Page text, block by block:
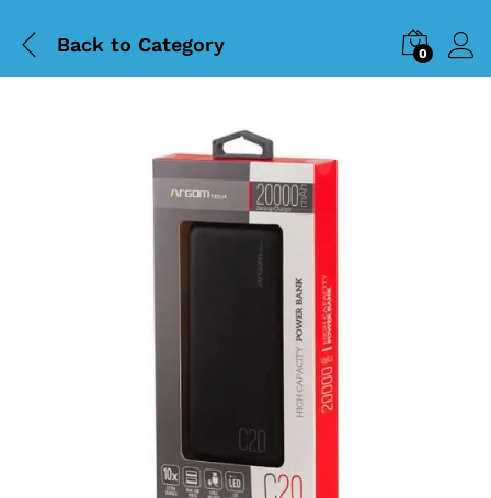
Back to Category 0